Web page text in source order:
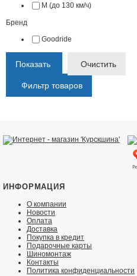
M (до 130 км/ч)
Бренд
Goodride
Показать Очистить
Фильтр товаров
ИНФОРМАЦИЯ
О компании
Новости
Оплата
Доставка
Покупка в кредит
Подарочные карты
Шиномонтаж
Контакты
Политика конфиденциальности